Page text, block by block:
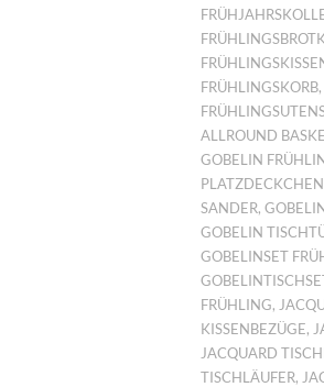
FRÜHLINGSKORB,
ALLROUND
GOBELIN
PLATZDECKCHEN
SANDER,
GOBELIN
GOBELINSET
FRÜHLING,
KISSENBEZÜGE,
JACQUARD
TISCHLÄUFER,